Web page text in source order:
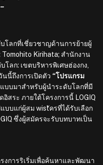
โลกที่เชี่ยวชาญด้านการย้ายผู้
Kirihata; สำนักงาน
ลก: เขตบริหารพิเศษฮ่องกง,
นนี้ถึงการเปิดตัว “โปรแกรม
บบมาสำหรับผู้นำระดับโลกที่มี
ระ ภายใต้โครงการนี้ LOGIQ
บบแก่ผู้สม wistัครที่ได้รับเลือก
ซึ่งผู้สมัครจะรับบทบาทเป็น
งการริเริ่มเพื่อค้นหาและพัฒนา